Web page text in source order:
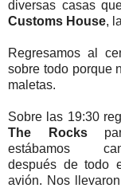
diversas casas
Customs House,
Regresamos al
sobre todo porque
maletas.
Sobre las 19:30
The Rocks
estábamos
después de todo
avión. Nos